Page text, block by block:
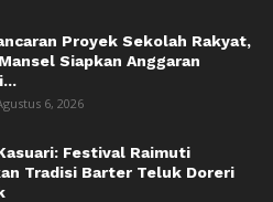
Proyek Sekolah Rakyat,
Siapkan Anggaran
6, 2026
Festival Raimuti
Tradisi Barter Teluk Doreri